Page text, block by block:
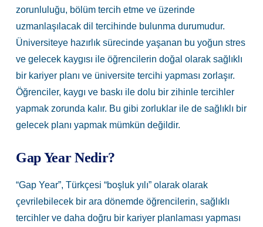
zorunluluğu, bölüm tercih etme ve üzerinde
uzmanlaşılacak dil tercihinde bulunma durumudur.
Üniversiteye hazırlık sürecinde yaşanan bu yoğun stres
ve gelecek kaygısı ile öğrencilerin doğal olarak sağlıklı
bir kariyer planı ve üniversite tercihi yapması zorlaşır.
Öğrenciler, kaygı ve baskı ile dolu bir zihinle tercihler
yapmak zorunda kalır. Bu gibi zorluklar ile de sağlıklı bir
gelecek planı yapmak mümkün değildir.
Gap Year Nedir?
“Gap Year”, Türkçesi “boşluk yılı” olarak olarak
çevrilebilecek bir ara dönemde öğrencilerin, sağlıklı
tercihler ve daha doğru bir kariyer planlaması yapması